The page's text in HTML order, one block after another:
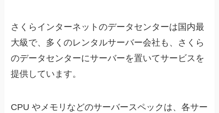
さくらインターネットのデータセンターは国内最
大級で、多くのレンタルサーバー会社も、さくら
のデータセンターにサーバーを置いてサービスを
提供しています。
CPU やメモリなどのサーバースペックは、各サー